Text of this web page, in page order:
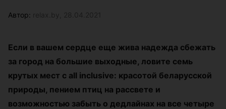
Автор:
Если в вашем сердце еще жива надежда сбежать
за город на большие выходные, ловите семь
крутых мест с all inclusive: красотой беларусской
природы, пением птиц на рассвете и
возможностью забыть о дедлайнах на все четыре